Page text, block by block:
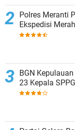
Polres Meranti
Ekspedisi
BGN
23 Kepala SPPG